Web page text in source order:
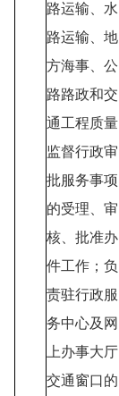
路运输、水
路运输、地
方海事、公
路路政和交
通工程质量
监督行政审
批服务事项
的受理、审
核、批准办
件工作；负
责驻行政服
务中心及网
上办事大厅
交通窗口的